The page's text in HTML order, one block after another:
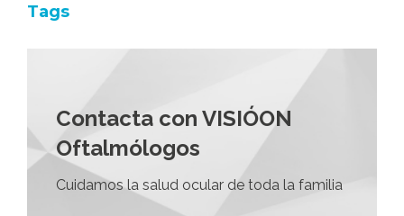
Tags
Contacta con VISIÓON
Oftalmólogos
Cuidamos la salud ocular de toda la familia